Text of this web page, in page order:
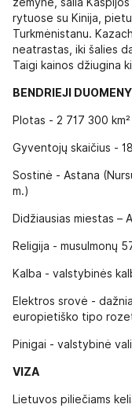
rytuose su Kinija,
Turkmėnistanu.
neatrastas, iki šalies
Taigi kainos džiugina
BENDRIEJI
Plotas - 2 717 300 km²
Gyventojų skaičius -
Sostinė - Astana
m.)
Didžiausias miestas –
Religija - musulmonų
Kalba - valstybinės
Elektros srovė -
europietiško tipo
Pinigai - valstybinė
VIZA
Lietuvos piliečiams